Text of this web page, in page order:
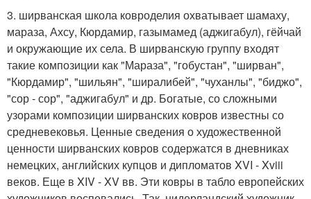
3. ширванская школа ковроделия охватывает шамаху,
мараза, Ахсу, Кюрдамир, газымамед (аджигабул), гёйчай
и окружающие их села. В ширванскую группу входят
такие композиции как "Мараза", "гобустан", "ширван",
"Кюрдамир", "шильян", "ширалибей", "чуханлы", "биджо",
"сор - сор", "аджигабул" и др. Богатые, со сложными
узорами композиции ширванских ковров известны со
средневековья. Ценные сведения о художественной
ценности ширванских ковров содержатся в дневниках
немецких, английских купцов и дипломатов XVI - Xviii
веков. Еще в XIV - XV вв. Эти ковры в табло европейских